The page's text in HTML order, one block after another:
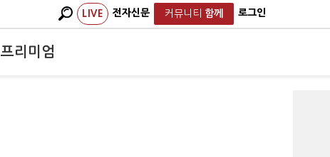
LIVE 전자신문 커뮤니티 함께 로그인
프리미엄